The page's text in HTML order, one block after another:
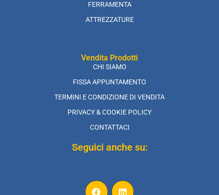
FERRAMENTA
ATTREZZATURE
Vendita Prodotti
CHI SIAMO
FISSA APPUNTAMENTO
TERMINI E CONDIZIONE DI VENDITA
PRIVACY & COOKIE POLICY
CONTATTACI
Seguici anche su: